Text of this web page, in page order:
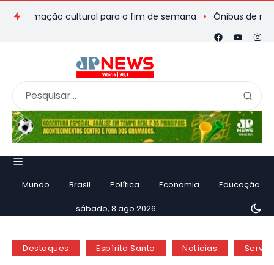
cultural para o fim de semana Ônibus de romeiros
Mundo Brasil Política Economia Educação
sábado, 8 ago 2026
Destaques Espírito Santo Notícias